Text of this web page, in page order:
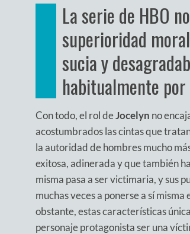
La serie de HBO
superioridad
sucia y
habitualmente
Con todo, el rol deJocelyn no
acostumbrados las cintas que
la autoridad de hombres mucho
exitosa, adinerada y que también
misma pasa a ser victimaria, y sus
muchas veces a ponerse a sí
obstante, estas características
personaje protagonista ser una